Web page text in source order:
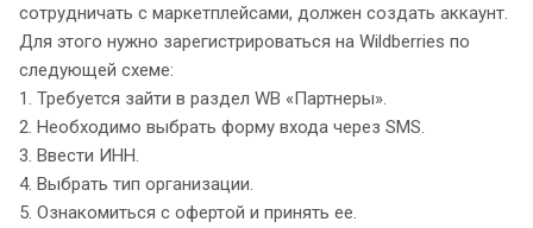
сотрудничать с маркетплейсами, должен создать аккаунт.
Для этого нужно зарегистрироваться на Wildberries по
следующей схеме:
1. Требуется зайти в раздел WB «Партнеры».
2. Необходимо выбрать форму входа через SMS.
3. Ввести ИНН.
4. Выбрать тип организации.
5. Ознакомиться с офертой и принять ее.